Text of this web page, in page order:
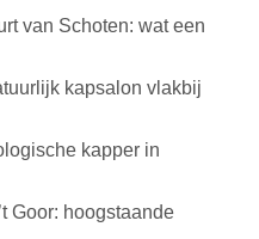
van Schoten: wat een
kapsalon vlakbij
kapper in
Goor: hoogstaande